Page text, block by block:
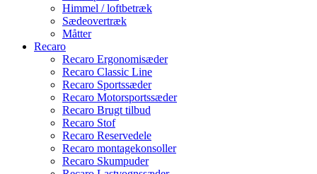
Himmel / loftbetræk
Sædeovertræk
Måtter
Recaro
Recaro Ergonomisæder
Recaro Classic Line
Recaro Sportssæder
Recaro Motorsportssæder
Recaro Brugt tilbud
Recaro Stof
Recaro Reservedele
Recaro montagekonsoller
Recaro Skumpuder